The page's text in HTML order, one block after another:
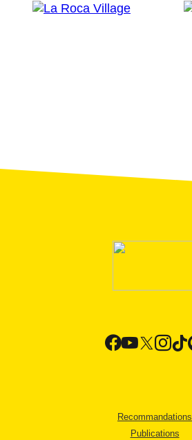
Recommandations
Publications